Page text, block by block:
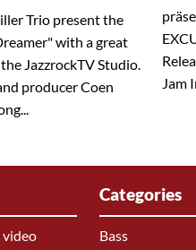
Trio present the
with a great
JazzrockTV Studio.
producer Coen
Jam
video
Categories
Bass